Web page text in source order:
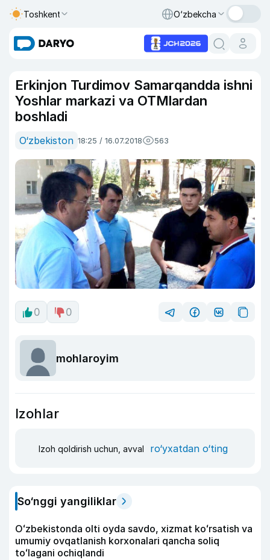
Toshkent O‘zbekcha
Erkinjon Turdimov Samarqandda ishni
Yoshlar markazi va OTMlardan
boshladi
O‘zbekiston 18:25 / 16.07.2018 563
0 0
mohlaroyim
Izohlar
Izoh qoldirish uchun, avval ro‘yxatdan o‘ting
So‘nggi yangiliklar
Oʻzbekistonda olti oyda savdo, xizmat koʻrsatish va
umumiy ovqatlanish korxonalari qancha soliq
toʻlagani ochiqlandi